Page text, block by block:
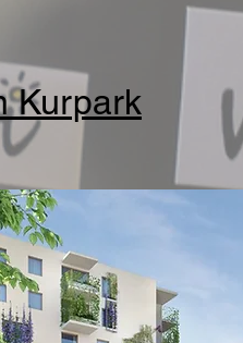
Kurpark